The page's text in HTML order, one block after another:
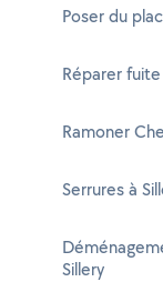
Poser du
Réparer
Ramoner
Serrures à
Sillery